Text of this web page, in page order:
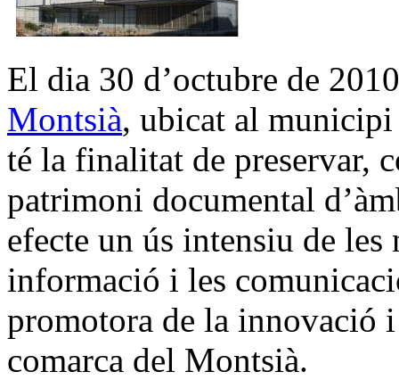
El dia 30 d’octubre de
Montsià, ubicat al
té la finalitat de preservar,
patrimoni documental
efecte un ús intensiu de
informació i les
promotora de la innovació
comarca del Montsià.